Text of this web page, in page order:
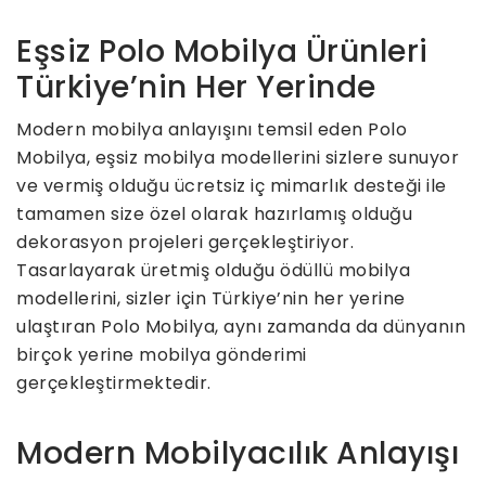
Eşsiz Polo Mobilya Ürünleri
Türkiye’nin Her Yerinde
Modern mobilya anlayışını temsil eden Polo
Mobilya, eşsiz mobilya modellerini sizlere sunuyor
ve vermiş olduğu ücretsiz iç mimarlık desteği ile
tamamen size özel olarak hazırlamış olduğu
dekorasyon projeleri gerçekleştiriyor.
Tasarlayarak üretmiş olduğu ödüllü mobilya
modellerini, sizler için Türkiye’nin her yerine
ulaştıran Polo Mobilya, aynı zamanda da dünyanın
birçok yerine mobilya gönderimi
gerçekleştirmektedir.
Modern Mobilyacılık Anlayışı